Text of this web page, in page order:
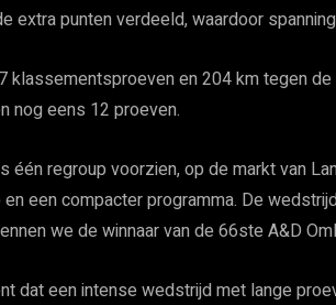
extra punten verdeeld, waardoor
klassementsproeven en 204 km tegen
nog eens 12 proeven.
één regroup voorzien, op de markt van
een compacter programma. De
we de winnaar van de 66ste A&D
dat een intense wedstrijd met lange